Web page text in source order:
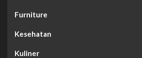
Furniture
Kesehatan
Kuliner